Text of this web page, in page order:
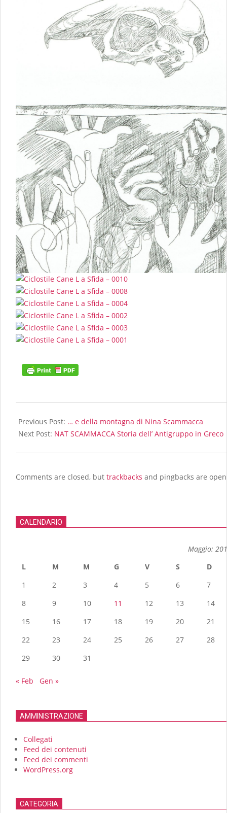
05-
11
Previous Post: … e della montagna di Nina Scammacca
Next Post: NAT SCAMMACCA Storia dell’ Antigruppo in Greco
Comments are closed, but trackbacks and pingbacks are
CALENDARIO
Maggio:
L
M M G V S
D
1
2 3 4 5 6
7
8
9 10 11 12 13
14
15
16 17 18 19 20
21
22
23 24 25 26 27
28
29
30 31
« Feb Gen »
AMMINISTRAZIONE
Collegati
Feed dei contenuti
Feed dei commenti
WordPress.org
CATEGORIA